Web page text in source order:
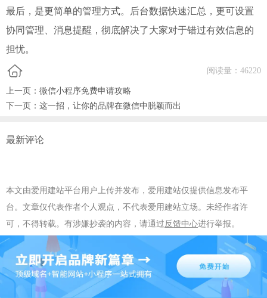
最后，是更简单的管理方式。后台数据快速汇总，更可设置
协同管理、消息提醒，彻底解决了大家对于错过有效信息的
担忧。
阅读量： 46220
上一页： 微信小程序免费申请攻略
下一页： 这一招，让你的品牌在微信中脱颖而出
最新评论
本文由爱用建站平台用户上传并发布，爱用建站仅提供信息发布平
台。文章仅代表作者个人观点，不代表爱用建站立场。未经作者许
可，不得转载。有涉嫌抄袭的内容，请通过 反馈中心进行举报。